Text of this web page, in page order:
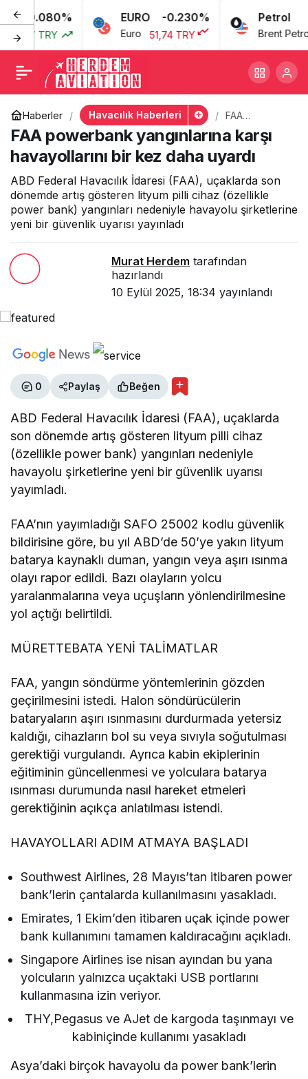
0.080%
TRY
EURO -0.230%
Euro 51,74 TRY
Petrol
Brent Petrol
Haberler Havacılık Haberleri
FAA
powerbank
yangınlarına
karşı
havayollarını
bir kez daha
uyardı
FAA powerbank yangınlarına karşı
havayollarını bir kez daha uyardı
ABD Federal Havacılık İdaresi (FAA), uçaklarda son
dönemde artış gösteren lityum pilli cihaz (özellikle
power bank) yangınları nedeniyle havayolu şirketlerine
yeni bir güvenlik uyarısı yayınladı
Murat Herdem tarafından
hazırlandı
10 Eylül 2025, 18:34 yayınlandı
0 Paylaş Beğen
ABD Federal Havacılık İdaresi (FAA), uçaklarda
son dönemde artış gösteren lityum pilli cihaz
(özellikle power bank) yangınları nedeniyle
havayolu şirketlerine yeni bir güvenlik uyarısı
yayımladı.
FAA’nın yayımladığı SAFO 25002 kodlu güvenlik
bildirisine göre, bu yıl ABD’de 50’ye yakın lityum
batarya kaynaklı duman, yangın veya aşırı ısınma
olayı rapor edildi. Bazı olayların yolcu
yaralanmalarına veya uçuşların yönlendirilmesine
yol açtığı belirtildi.
MÜRETTEBATA YENİ TALİMATLAR
FAA, yangın söndürme yöntemlerinin gözden
geçirilmesini istedi. Halon söndürücülerin
bataryaların aşırı ısınmasını durdurmada yetersiz
kaldığı, cihazların bol su veya sıvıyla soğutulması
gerektiği vurgulandı. Ayrıca kabin ekiplerinin
eğitiminin güncellenmesi ve yolculara batarya
ısınması durumunda nasıl hareket etmeleri
gerektiğinin açıkça anlatılması istendi.
HAVAYOLLARI ADIM ATMAYA BAŞLADI
Southwest Airlines, 28 Mayıs’tan itibaren power
bank’lerin çantalarda kullanılmasını yasakladı.
Emirates, 1 Ekim’den itibaren uçak içinde power
bank kullanımını tamamen kaldıracağını açıkladı.
Singapore Airlines ise nisan ayından bu yana
yolcuların yalnızca uçaktaki USB portlarını
kullanmasına izin veriyor.
THY,Pegasus ve AJet de kargoda taşınmayı ve
kabiniçinde kullanımı yasakladı
Asya’daki birçok havayolu da power bank’lerin
FAA powerbank
yangınlarına karşı
havayollarını bir kez daha
uyardı
+ - 0